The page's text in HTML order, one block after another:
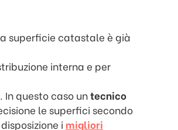
superficie catastale è già
interna e per
. In questo caso untecnico
le superfici secondo
i migliori